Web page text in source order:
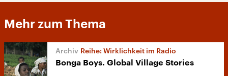
Mehr zum Thema
Reihe: Wirklichkeit im Radio
Bonga Boys. Global Village Stories